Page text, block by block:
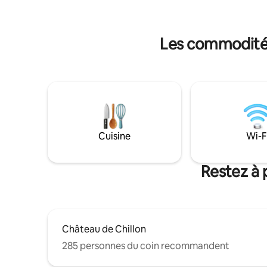
nature : les sentiers de randonnée sont à
Les
Cuisine Wi-
Restez
Château de Chillon
285 personnes du coin recommandent